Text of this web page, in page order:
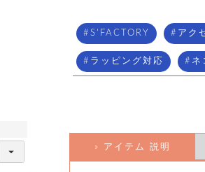
S'FACTORY アク
ラッピング対応 ネ
» アイテム 説明